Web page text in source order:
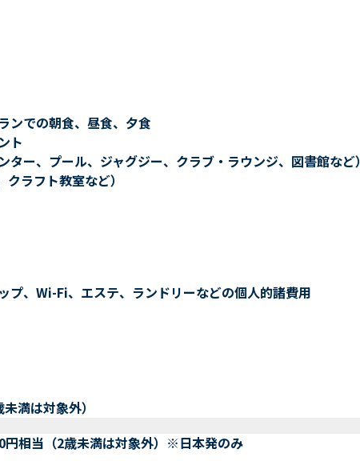
ンでの朝食、昼食、夕食
ト
ー、プール、ジャグジー、クラブ・ラウンジ、図書館など）
ラフト教室など）
プ、Wi-Fi、エステ、ランドリーなどの個人的諸費用
満は対象外）
相当（2歳未満は対象外）※日本発のみ